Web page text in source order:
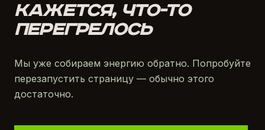
КАЖЕТСЯ, ЧТО-ТО
ПЕРЕГРЕЛОСЬ
Мы уже собираем энергию обратно. Попробуйте
перезапустить страницу — обычно этого
достаточно.